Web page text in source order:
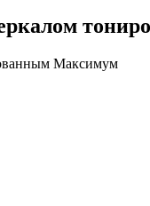
Максимум